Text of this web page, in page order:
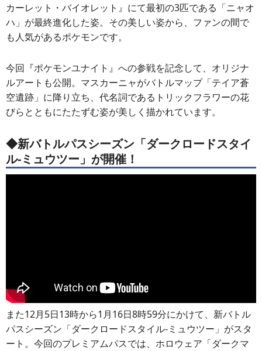
カーレット・バイオレット』にて最初の3匹である「ニャオ
ハ」が最終進化した姿。その美しい姿から、ファンの間で
も人気があるポケモンです。
今回『ポケモンユナイト』への参戦を記念して、オリジナ
ルアートも公開。マスカーニャがバトルマップ「テイア蒼
空遺跡」に降り立ち、代名詞であるトリックフラワーの花
びらとともにたたずむ姿が美しく描かれています。
◆新バトルパスシーズン「ダークロードスタイ
ル-ミュウツー」が開催！
また12月5日13時から1月16日8時59分にかけて、新バトル
パスシーズン「ダークロードスタイル-ミュウツー」がスタ
ート。今回のプレミアムパスでは、ホロウェア「ダークマ